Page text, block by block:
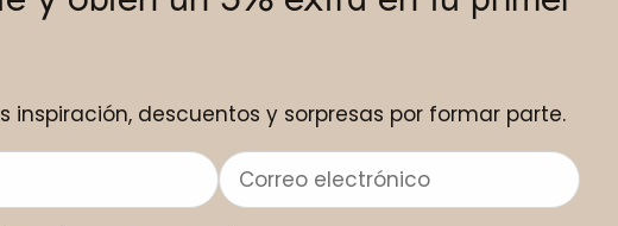
inspiración, descuentos y sorpresas por formar parte.